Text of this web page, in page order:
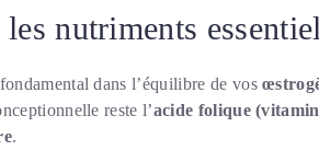
nutriments
dans l’équilibre de vos
reste l’acide folique
.